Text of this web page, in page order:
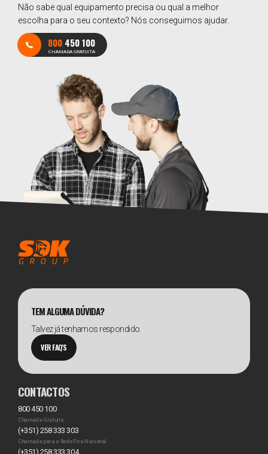
Não sabe qual equipamento precisa ou qual a melhor
escolha para o seu contexto? Nós conseguimos ajudar.
800 450 100
CHAMADA GRATUITA
TEM ALGUMA DÚVIDA?
Talvez já tenhamos respondido.
VER FAQ'S
CONTACTOS
800 450 100
Chamada Gratuita
(+351) 258 333 303
Chamada para a Rede Fixa Nacional
(+351) 258 333 304